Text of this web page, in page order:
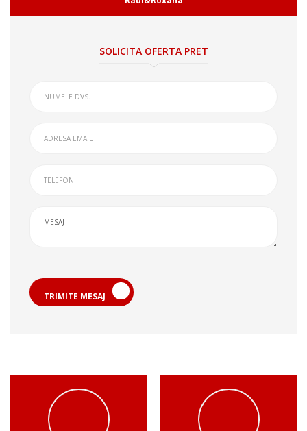
SOLICITA OFERTA PRET
TRIMITE MESAJ